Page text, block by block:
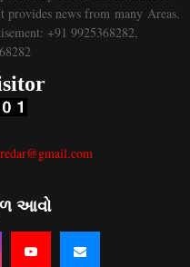
news from many Areas.
+91 9925368282,
આવો